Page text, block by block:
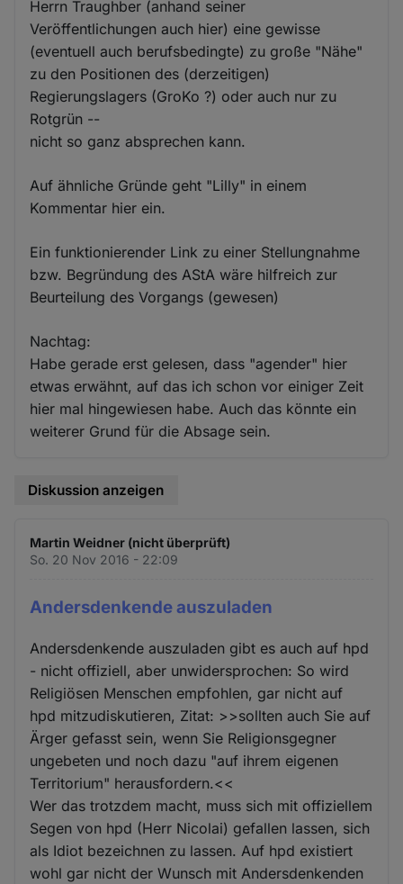
Herrn Traughber (anhand seiner
Veröffentlichungen auch hier) eine gewisse
(eventuell auch berufsbedingte) zu große "Nähe"
zu den Positionen des (derzeitigen)
Regierungslagers (GroKo ?) oder auch nur zu
Rotgrün --
nicht so ganz absprechen kann.
Auf ähnliche Gründe geht "Lilly" in einem
Kommentar hier ein.
Ein funktionierender Link zu einer Stellungnahme
bzw. Begründung des AStA wäre hilfreich zur
Beurteilung des Vorgangs (gewesen)
Nachtag:
Habe gerade erst gelesen, dass "agender" hier
etwas erwähnt, auf das ich schon vor einiger Zeit
hier mal hingewiesen habe. Auch das könnte ein
weiterer Grund für die Absage sein.
Diskussion anzeigen
Martin Weidner (nicht überprüft)
So. 20 Nov 2016 - 22:09
Andersdenkende auszuladen
Andersdenkende auszuladen gibt es auch auf hpd
- nicht offiziell, aber unwidersprochen: So wird
Religiösen Menschen empfohlen, gar nicht auf
hpd mitzudiskutieren, Zitat: >>sollten auch Sie auf
Ärger gefasst sein, wenn Sie Religionsgegner
ungebeten und noch dazu "auf ihrem eigenen
Territorium" herausfordern.<<
Wer das trotzdem macht, muss sich mit offiziellem
Segen von hpd (Herr Nicolai) gefallen lassen, sich
als Idiot bezeichnen zu lassen. Auf hpd existiert
wohl gar nicht der Wunsch mit Andersdenkenden